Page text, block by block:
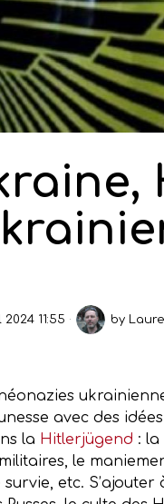
2024 11:55 by
avec des idées
la Hitlerjügend : la
le
etc.